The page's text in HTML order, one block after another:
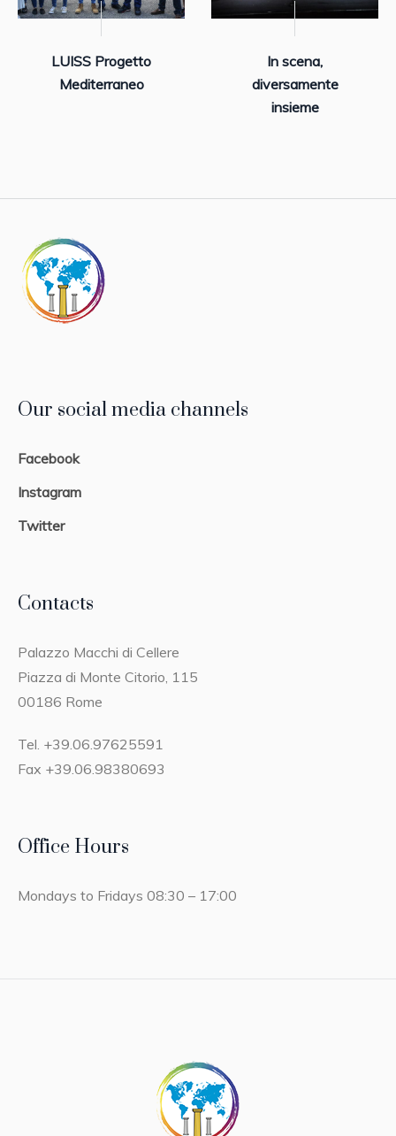
LUISS Progetto
Mediterraneo
In scena,
diversamente
insieme
Our social media channels
Facebook
Instagram
Twitter
Contacts
Palazzo Macchi di Cellere
Piazza di Monte Citorio, 115
00186 Rome
Tel. +39.06.97625591
Fax +39.06.98380693
Office Hours
Mondays to Fridays 08:30 – 17:00